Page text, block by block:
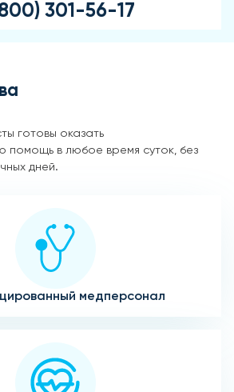
301-56-17
готовы оказать
помощь в любое время суток, без
дней.
медперсонал